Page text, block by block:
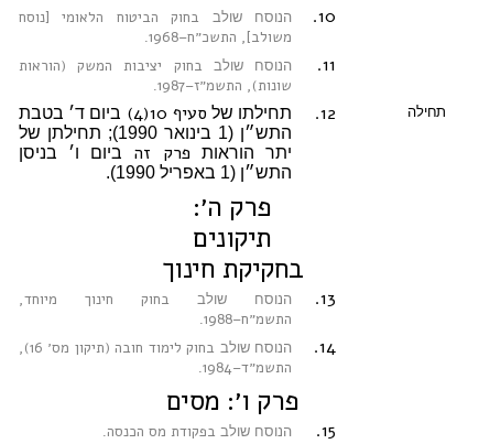
10. הנוסח שולב בחוק הביטוח הלאומי [נוסח
משולב], התשכ״ח–1968
11. הנוסח שולב בחוק יציבות המשק (הוראות
שונות), התשמ״ז–1987
12. תחילה תחילתו של סעיף 10(4)
ביום ד׳ בטבת
התש״ן (1 בינואר 1990); תחילתן של
יתר הוראות פרק זה ביום ו׳ בניסן
התש״ן (1 באפריל 1990).
פרק ה׳:
תיקונים
בחקיקת חינוך
13. הנוסח שולב בחוק חינוך מיוחד,
התשמ״ח–1988
14. הנוסח שולב
בחוק לימוד חובה (תיקון מס׳ 16),
התשמ״ד–1984
פרק ו׳: מסים
15. הנוסח שולב בפקודת מס הכנסה